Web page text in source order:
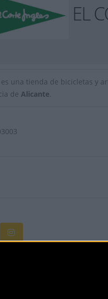
EL
es una tienda de bicicletas y
de Alicante.
¿Eres el propietario de esta